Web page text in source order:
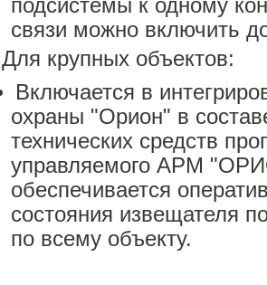
подсистемы к одному
связи можно включить
Для крупных объектов:
Включается в
охраны "Орион" в
технических средств
управляемого АРМ
обеспечивается
состояния извещателя
по всему объекту.